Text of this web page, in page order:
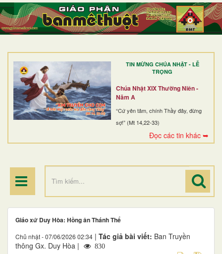
TIN MỪNG CHÚA NHẬT - LỄ
TRỌNG
Chúa Nhật XIX Thường Niên -
Năm A
“Cứ yên tâm, chính Thầy đây, đừng
sợ!” (Mt 14,22-33)
Đọc các tin khác ➥
TRANG NHẤT
GIỚI THIỆU
DÒNG TU
BAN MỤC VỤ
ĐOÀN THỂ CG
ĐIỂM HÀNH HƯƠNG
Giáo xứ Duy Hòa: Hồng ân Thánh Thể
Chủ nhật - 07/06/2026 02:34 | Tác giả bài viết: Ban Truyền
thông Gx. Duy Hòa |
830